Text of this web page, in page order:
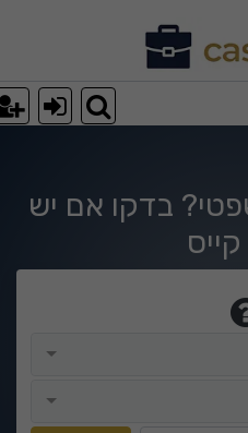
בדקו אם יש